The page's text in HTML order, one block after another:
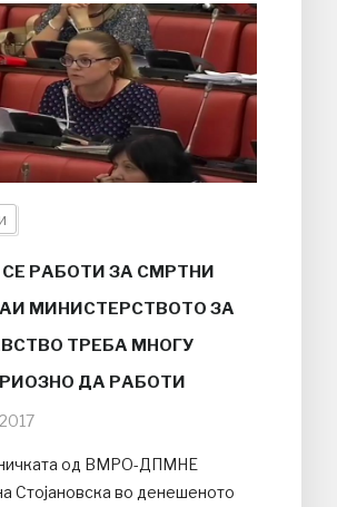
СЕ РАБОТИ ЗА СМРТНИ
МИНИСТЕРСТВОТО ЗА
ТРЕБА МНОГУ
ДА РАБОТИ
од ВМРО-ДПМНЕ
Стојановска во денешеното